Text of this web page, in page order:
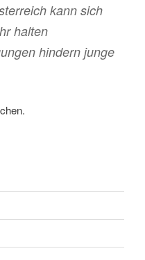
kann sich
halten
hindern junge